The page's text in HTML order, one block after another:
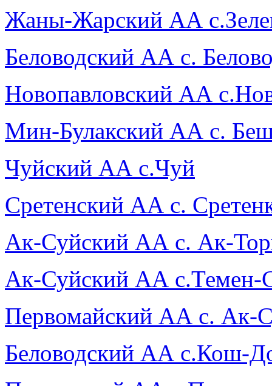
Жаны-Жарский АА
Беловодский АА с.
Новопавловский АА
Мин-Булакский АА с.
Чуйский АА с.Чуй
Сретенский АА с.
Ак-Суйский АА с. Ак-
Ак-Суйский АА с.Темен-
Первомайский АА с. Ак-
Беловодский АА с.Кош-